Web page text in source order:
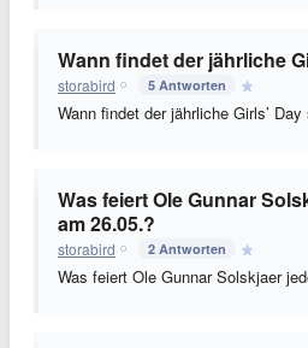
Wann findet der jährliche
storabird 5 Antworten
Wann findet der jährliche Girls’
Was feiert Ole Gunnar
am 26.05.?
storabird 2 Antworten
Was feiert Ole Gunnar Solskjaer